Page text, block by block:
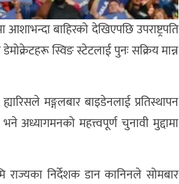
बाहिरको देखिएपछि उपराष्ट्रपति
स्विङ स्टेटलाई पुनः सक्रिय मान्न
मङ्गलबार बाइडेनलाई प्रतिस्थापन
अध्यागमनको महत्त्वपूर्ण चुनावी मुद्दामा
राज्यका निर्देशक डान कानिनले सोमबार